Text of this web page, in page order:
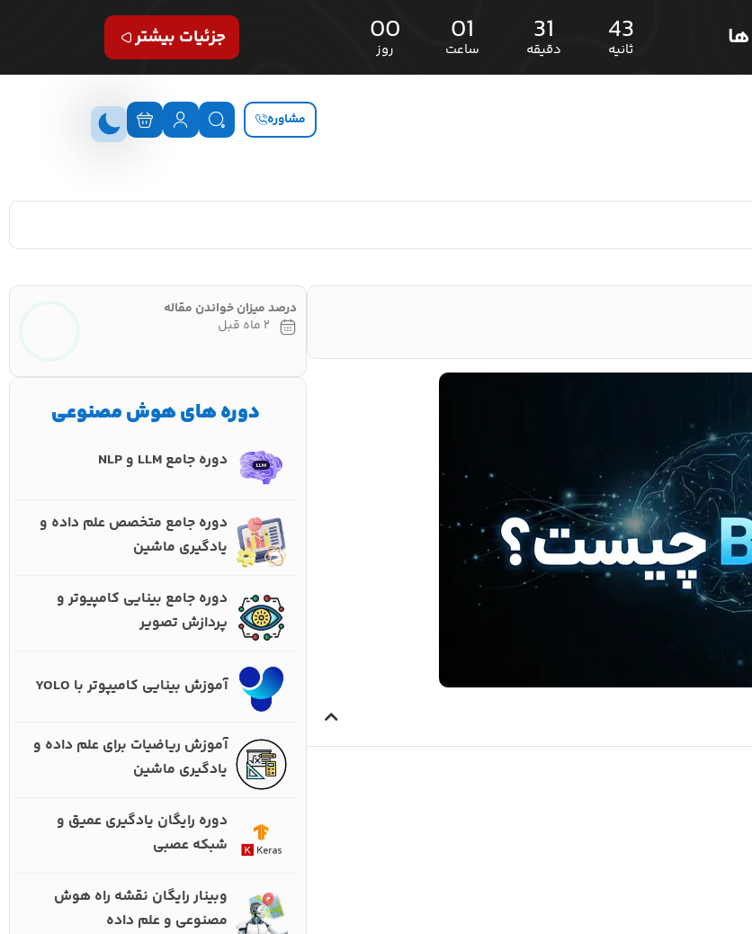
00
روز
01
ساعت
31
دقیقه
42
ثانیه جزئیات بیشتر
مشاوره
درصد میزان خواندن مقاله
۲ ماه قبل
دوره های هوش مصنوعی
دوره جامع LLM و NLP
دوره جامع متخصص علم داده و
یادگیری ماشین
دوره جامع بینایی کامپیوتر و
پردازش تصویر
آموزش بینایی کامیپوتر با YOLO
آموزش ریاضیات برای علم داده و
یادگیری ماشین
دوره رایگان یادگیری عمیق و
شبکه عصبی
وبینار رایگان نقشه راه هوش
مصنوعی و علم داده